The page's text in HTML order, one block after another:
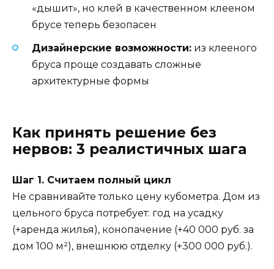
«дышит», но клей в качественном клееном
брусе теперь безопасен
Дизайнерские возможности: из клееного
бруса проще создавать сложные
архитектурные формы
Как принять решение без
нервов: 3 реалистичных шага
Шаг 1. Считаем полный цикл
Не сравнивайте только цену кубометра. Дом из
цельного бруса потребует: год на усадку
(+аренда жилья), конопачение (+40 000 руб. за
дом 100 м²), внешнюю отделку (+300 000 руб.).